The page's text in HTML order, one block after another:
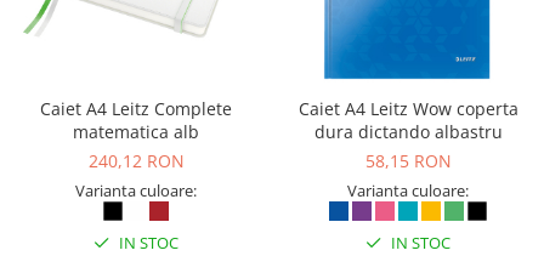
Articole pentru bucatarie
dispensere
Articole pentru rufe, casa,
geamuri, mobila
Articole pentru birou, suprafete,
pardoseli
Caiet A4 Leitz Complete
matematica alb
240,12 RON
Varianta culoare:
IN STOC
Caiet A4 Leitz Wow coperta
dura dictando albastru
58,15 RON
Varianta culoare:
IN STOC